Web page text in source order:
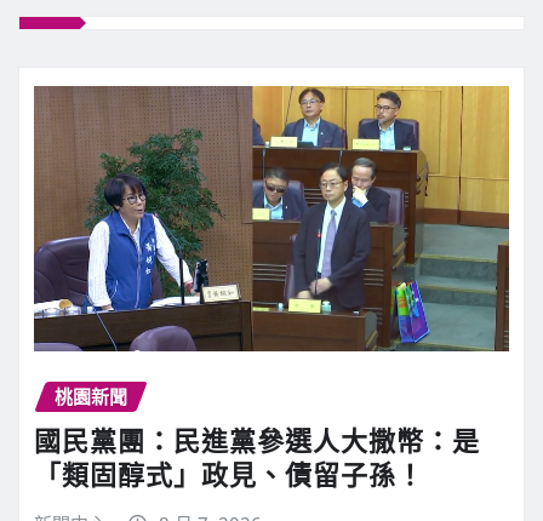
桃園新聞
國民黨團：民進黨參選人大撒幣：是
「類固醇式」政見、債留子孫！